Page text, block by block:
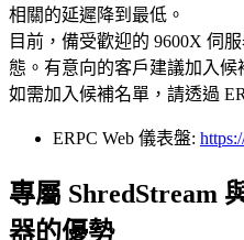
相關的延遲降到最低。
目前，備受歡迎的 9600X 伺
態。有意向的客戶建議加入候
如需加入候補名單，請透過
ERPC Web 儀表盤:
專屬 ShredStream
器的優勢